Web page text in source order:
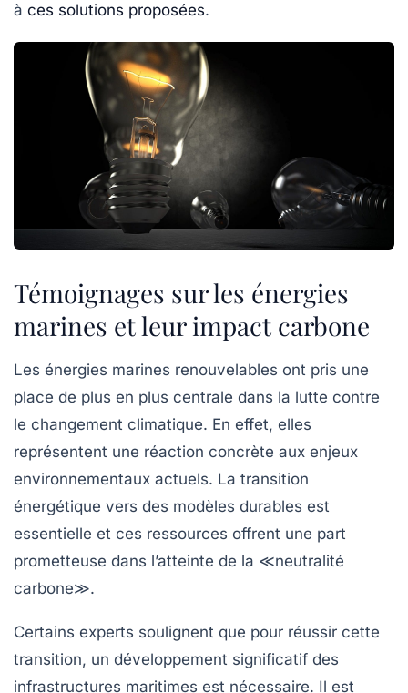
à ces solutions proposées.
Témoignages sur les énergies
marines et leur impact carbone
Les énergies marines renouvelables ont pris une
place de plus en plus centrale dans la lutte contre
le changement climatique. En effet, elles
représentent une réaction concrète aux enjeux
environnementaux actuels. La transition
énergétique vers des modèles durables est
essentielle et ces ressources offrent une part
prometteuse dans l’atteinte de la ≪neutralité
carbone≫.
Certains experts soulignent que pour réussir cette
transition, un développement significatif des
infrastructures maritimes est nécessaire. Il est